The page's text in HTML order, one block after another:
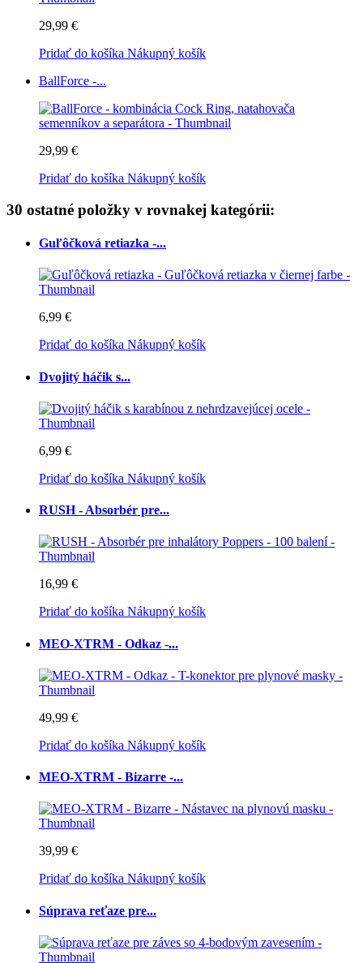
29,99 €
Pridať do košíka Nákupný košík
BallForce -...
29,99 €
Pridať do košíka Nákupný košík
30 ostatné položky v rovnakej kategórii:
Guľôčková retiazka -...
6,99 €
Pridať do košíka Nákupný košík
Dvojitý háčik s...
6,99 €
Pridať do košíka Nákupný košík
RUSH - Absorbér pre...
16,99 €
Pridať do košíka Nákupný košík
MEO-XTRM - Odkaz -...
49,99 €
Pridať do košíka Nákupný košík
MEO-XTRM - Bizarre -...
39,99 €
Pridať do košíka Nákupný košík
Súprava reťaze pre...